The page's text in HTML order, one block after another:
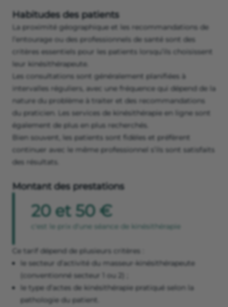
Habitudes des patients
La proximité géographique et les recommandations de
l’entourage ou des professionnels de santé sont des
critères essentiels pour les patients lorsqu’ils choisissent
leur kinésithérapeute.
Les consultations sont généralement planifiées à
intervalles réguliers, avec une fréquence qui dépend de la
nature du problème à traiter et des recommandations
du praticien. Les services de kinésithérapie en ligne sont
également de plus en plus recherchés.
Bien souvent, les patients sont fidèles et préfèrent
continuer avec le même professionnel s’ils sont satisfaits
des résultats.
Montant des prestations
20 et 50 €
c'est le prix d'une séance de kinésithérapie
Ce tarif dépend de plusieurs critères :
le secteur d’activité du masseur-kinésithérapeute
(conventionné secteur 1 ou 2) ;
le type d’actes de kinésithérapie pratiqué selon la
pathologie du patient.